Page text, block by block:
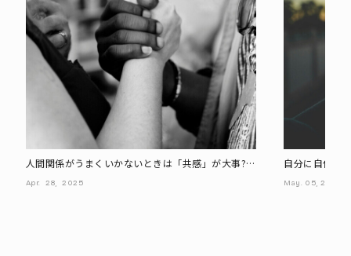
人間関係がうまくいかないときは「共感」が大事?
アドラーに学ぶ
Apr. 28, 2025
自分に自信が
May. 05, 2025